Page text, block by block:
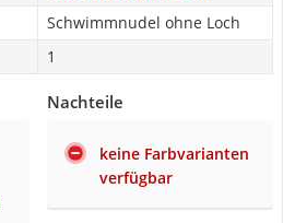
Schwimmnudel ohne Loch
1
Nachteile
keine Farbvarianten
verfügbar